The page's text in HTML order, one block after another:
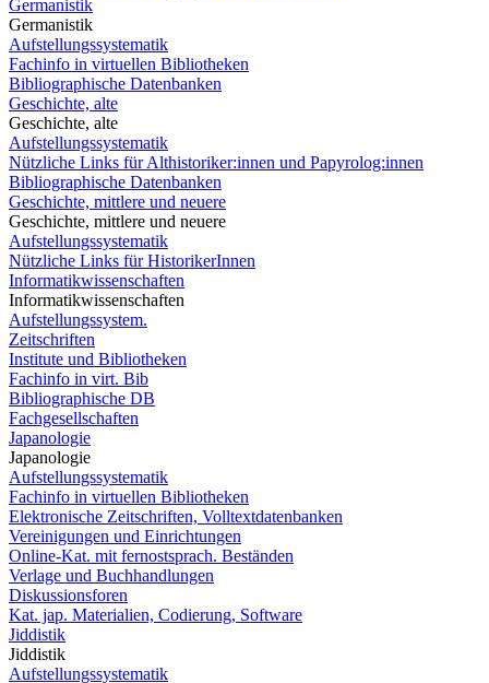
Germanistik
Germanistik
Aufstellungssystematik
Fachinfo in virtuellen Bibliotheken
Bibliographische Datenbanken
Geschichte, alte
Geschichte, alte
Aufstellungssystematik
Nützliche Links für Althistoriker:innen und Papyrolog:innen
Bibliographische Datenbanken
Geschichte, mittlere und neuere
Geschichte, mittlere und neuere
Aufstellungssystematik
Nützliche Links für HistorikerInnen
Informatikwissenschaften
Informatikwissenschaften
Aufstellungssystem.
Zeitschriften
Institute und Bibliotheken
Fachinfo in virt. Bib
Bibliographische DB
Fachgesellschaften
Japanologie
Japanologie
Aufstellungssystematik
Fachinfo in virtuellen Bibliotheken
Elektronische Zeitschriften, Volltextdatenbanken
Vereinigungen und Einrichtungen
Online-Kat. mit fernostsprach. Beständen
Verlage und Buchhandlungen
Diskussionsforen
Kat. jap. Materialien, Codierung, Software
Jiddistik
Jiddistik
Aufstellungssystematik